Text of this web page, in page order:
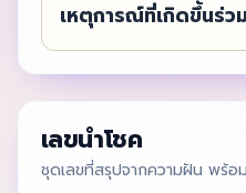
เหตุการณ์ที่เกิดขึ้นร่ว
เลขนำโชค
ชุดเลขที่สรุปจากความฝัน พร้อ